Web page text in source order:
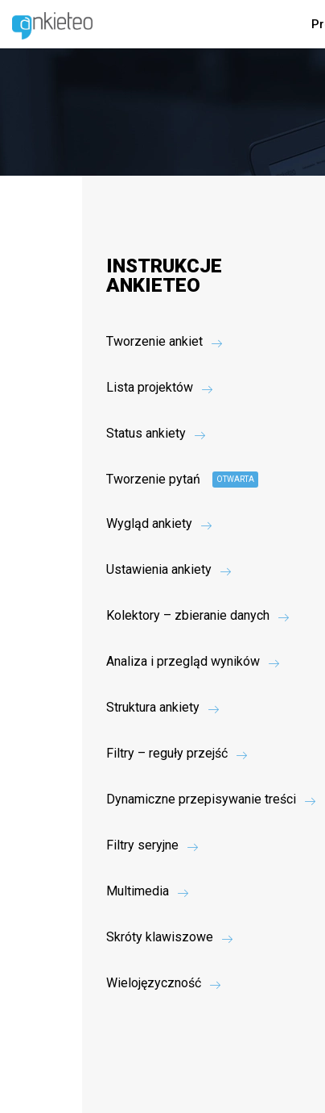
INSTRUKCJE
ANKIETEO
Tworzenie ankiet
Lista projektów
Status ankiety
Tworzenie pytań OTWARTA
Wygląd ankiety
Ustawienia ankiety
Kolektory – zbieranie danych
Analiza i przegląd wyników
Struktura ankiety
Filtry – reguły przejść
Dynamiczne przepisywanie treści
Filtry seryjne
Multimedia
Skróty klawiszowe
Wielojęzyczność